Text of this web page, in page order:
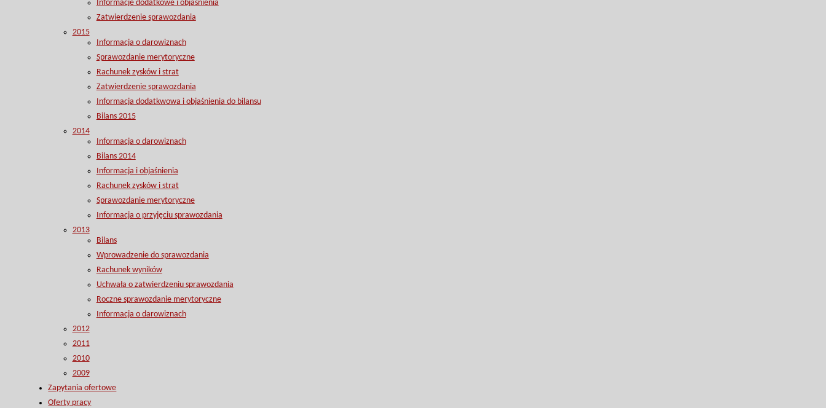
Informacje dodatkowe i objaśnienia
Zatwierdzenie sprawozdania
2015
Informacja o darowiznach
Sprawozdanie merytoryczne
Rachunek zysków i strat
Zatwierdzenie sprawozdania
Informacja dodatkwowa i objaśnienia do bilansu
Bilans 2015
2014
Informacja o darowiznach
Bilans 2014
Informacja i objaśnienia
Rachunek zysków i strat
Sprawozdanie merytoryczne
Informacja o przyjęciu sprawozdania
2013
Bilans
Wprowadzenie do sprawozdania
Rachunek wyników
Uchwała o zatwierdzeniu sprawozdania
Roczne sprawozdanie merytoryczne
Informacja o darowiznach
2012
2011
2010
2009
Zapytania ofertowe
Oferty pracy